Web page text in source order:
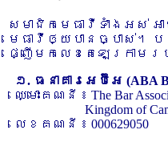
សមាជិកមេធាវីទាំងអស់
មេធាវីឲ្យបានច្បាស់។
ផ្ញើមកលេខតេឡេក្រាមរ
១. ធនាគារអេប៊ីអេ (ABA
ឈ្មោះគណនី ៖ The Bar
Kingdom of
លេខគណនី ៖ 000629050